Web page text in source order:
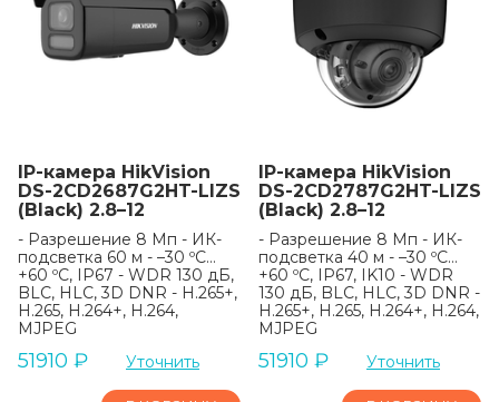
IP-камера HikVision
DS-2CD2687G2HT-LIZS
(Black) 2.8–12
- Разрешение 8 Мп - ИК-
подсветка 60 м - –30 ºC…
+60 ºC, IP67 - WDR 130 дБ,
BLC, HLC, 3D DNR - H.265+,
H.265, H.264+, H.264,
MJPEG
51910 ₽ Уточнить
IP-камера HikVision
DS-2CD2787G2HT-LIZS
(Black) 2.8–12
- Разрешение 8 Мп - ИК-
подсветка 40 м - –30 ºC…
+60 ºC, IP67, IK10 - WDR
130 дБ, BLC, HLC, 3D DNR -
H.265+, H.265, H.264+, H.264,
MJPEG
51910 ₽ Уточнить